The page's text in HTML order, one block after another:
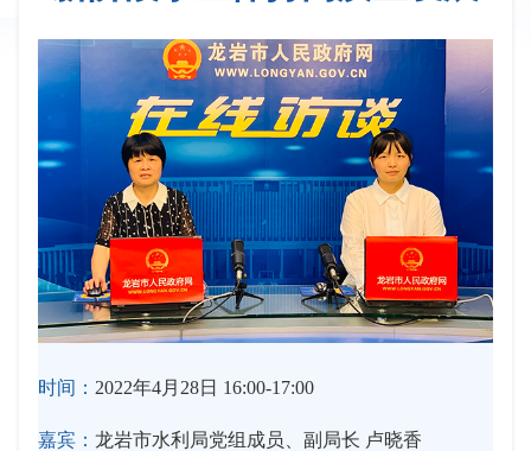
时间： 2022年4月28日 16:00-17:00
嘉宾： 龙岩市水利局党组成员、副局长 卢晓香